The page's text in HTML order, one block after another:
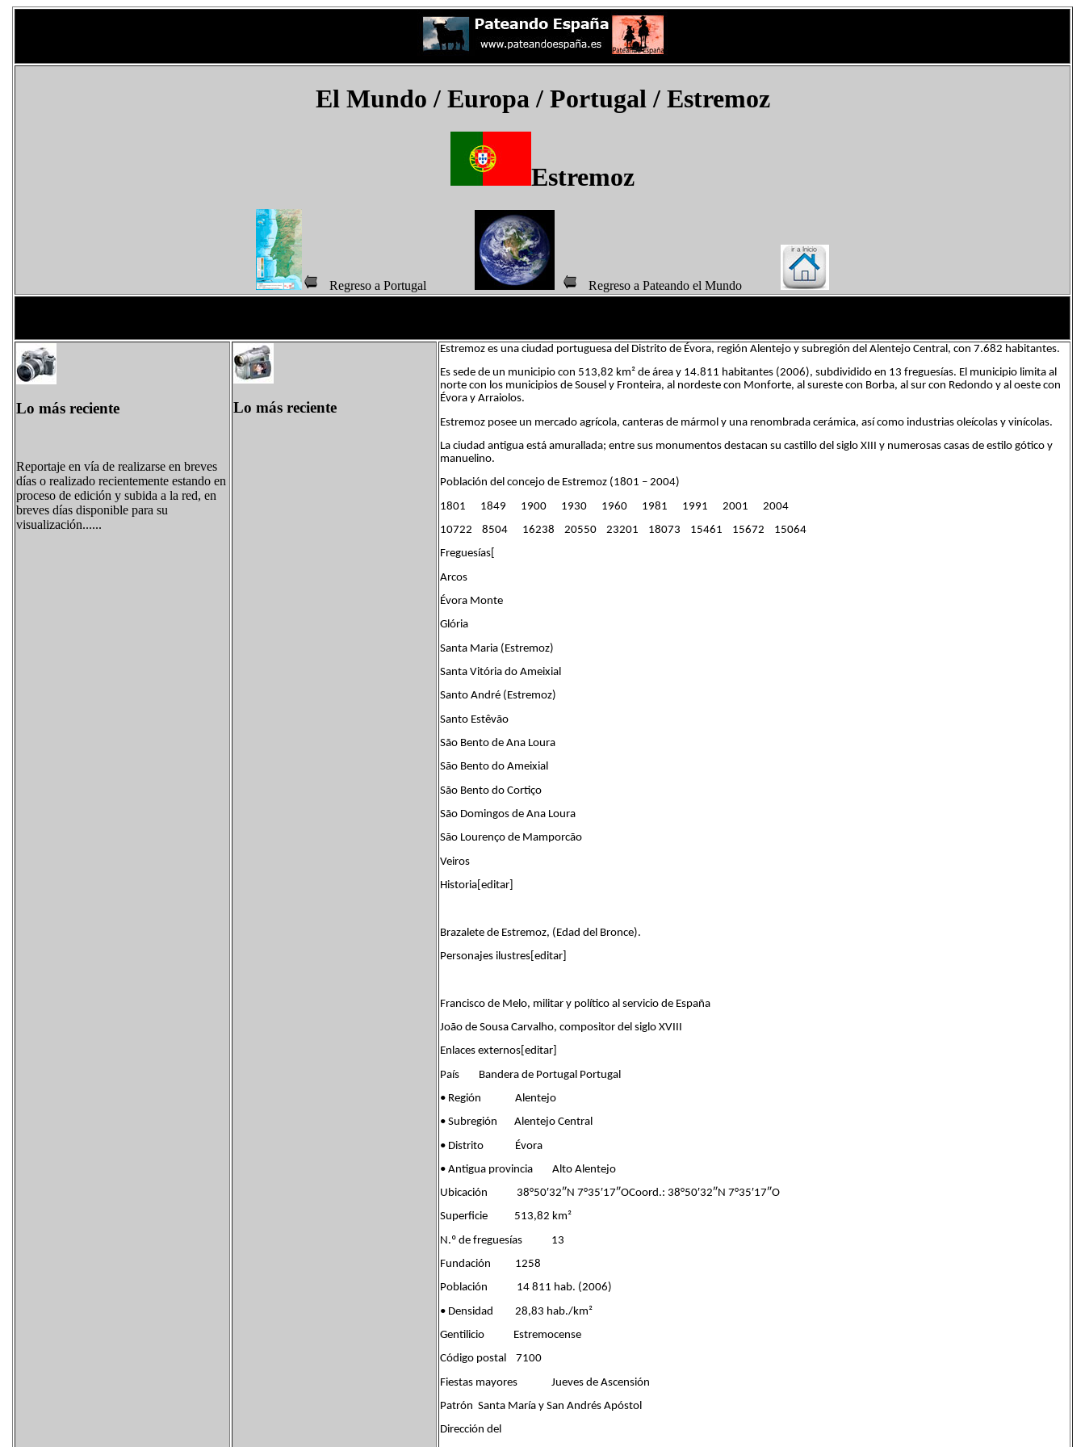
El Mundo/ Europa / Portugal / Estremoz
Estremoz
Regreso a Portugal Regreso a Pateando el Mundo
Lo más reciente
Reportaje en vía de realizarse en breves
días o realizado recientemente estando en
proceso de edición y subida a la red, en
breves días disponible para su
visualización......
Lo más reciente
Estremoz es una ciudad portuguesa del Distrito de Évora, región Alentejo y subregión del Alentejo Central, con 7.682 habitantes.
Es sede de un municipio con 513,82 km² de área y 14.811 habitantes (2006), subdividido en 13 freguesías. El municipio limita al
norte con los municipios de Sousel y Fronteira, al nordeste con Monforte, al sureste con Borba, al sur con Redondo y al oeste con
Évora y Arraiolos.
Estremoz posee un mercado agrícola, canteras de mármol y una renombrada cerámica, así como industrias oleícolas y vinícolas.
La ciudad antigua está amurallada; entre sus monumentos destacan su castillo del siglo XIII y numerosas casas de estilo gótico y
manuelino.
Población del concejo de Estremoz (1801 – 2004)
1801 1849 1900 1930 1960 1981 1991 2001 2004
10722 8504 16238 20550 23201 18073 15461 15672 15064
Freguesías[
Arcos
Évora Monte
Glória
Santa Maria (Estremoz)
Santa Vitória do Ameixial
Santo André (Estremoz)
Santo Estêvão
São Bento de Ana Loura
São Bento do Ameixial
São Bento do Cortiço
São Domingos de Ana Loura
São Lourenço de Mamporcão
Veiros
Historia[editar]
Brazalete de Estremoz, (Edad del Bronce).
Personajes ilustres[editar]
Francisco de Melo, militar y político al servicio de España
João de Sousa Carvalho, compositor del siglo XVIII
Enlaces externos[editar]
País Bandera de Portugal Portugal
• Región Alentejo
• Subregión Alentejo Central
• Distrito Évora
• Antigua provincia Alto Alentejo
Ubicación 38°50′32″N 7°35′17″OCoord.: 38°50′32″N 7°35′17″O
Superficie 513,82 km²
N.º de freguesías 13
Fundación 1258
Población 14 811 hab. (2006)
• Densidad 28,83 hab./km²
Gentilicio Estremocense
Código postal 7100
Fiestas mayores Jueves de Ascensión
Patrón Santa María y San Andrés Apóstol
Dirección del